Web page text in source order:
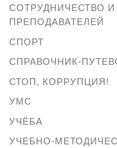
СОТРУДНИЧЕСТВО
ПРЕПОДАВАТЕЛЕЙ
СПОРТ
СПРАВОЧНИК-
СТОП, КОРРУПЦИЯ!
УМС
УЧЁБА
УЧЕБНО-